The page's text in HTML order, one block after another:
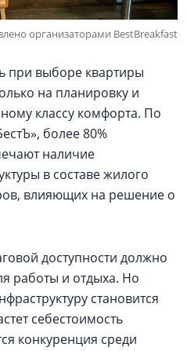
организаторами BestBreakfast
при выборе квартиры
на планировку и
классу комфорта. По
более 80%
наличие
в составе жилого
влияющих на решение о
доступности должно
работы и отдыха. Но
становится
себестоимость
конкуренция среди